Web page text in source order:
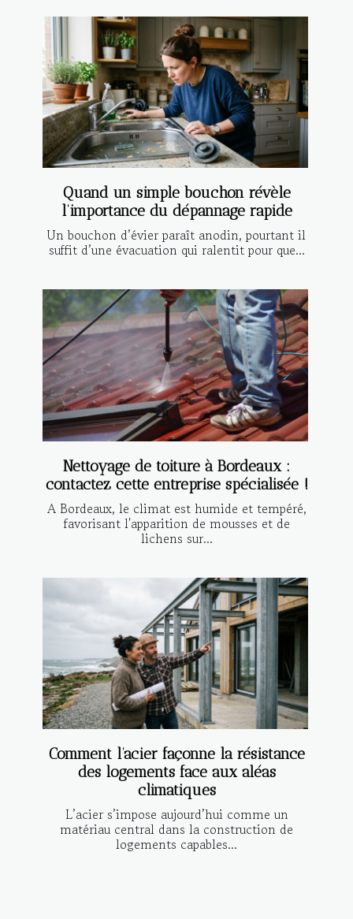
Quand un simple bouchon révèle
l’importance du dépannage rapide
Un bouchon d’évier paraît anodin, pourtant il
suffit d’une évacuation qui ralentit pour que...
Nettoyage de toiture à Bordeaux :
contactez cette entreprise spécialisée !
A Bordeaux, le climat est humide et tempéré,
favorisant l'apparition de mousses et de
lichens sur...
Comment l’acier façonne la résistance
des logements face aux aléas
climatiques
L’acier s’impose aujourd’hui comme un
matériau central dans la construction de
logements capables...